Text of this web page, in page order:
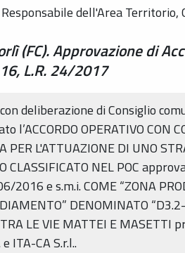
dell'Area Territorio,
(FC). Approvazione di
L.R. 24/2017
deliberazione di Consiglio
l’ACCORDO OPERATIVO CON
PER L'ATTUAZIONE DI UNO
CLASSIFICATO NEL POC
2016 e s.m.i. COME “ZONA
DENOMINATO
TRA LE VIE MATTEI E
ITA-CA S.r.l..